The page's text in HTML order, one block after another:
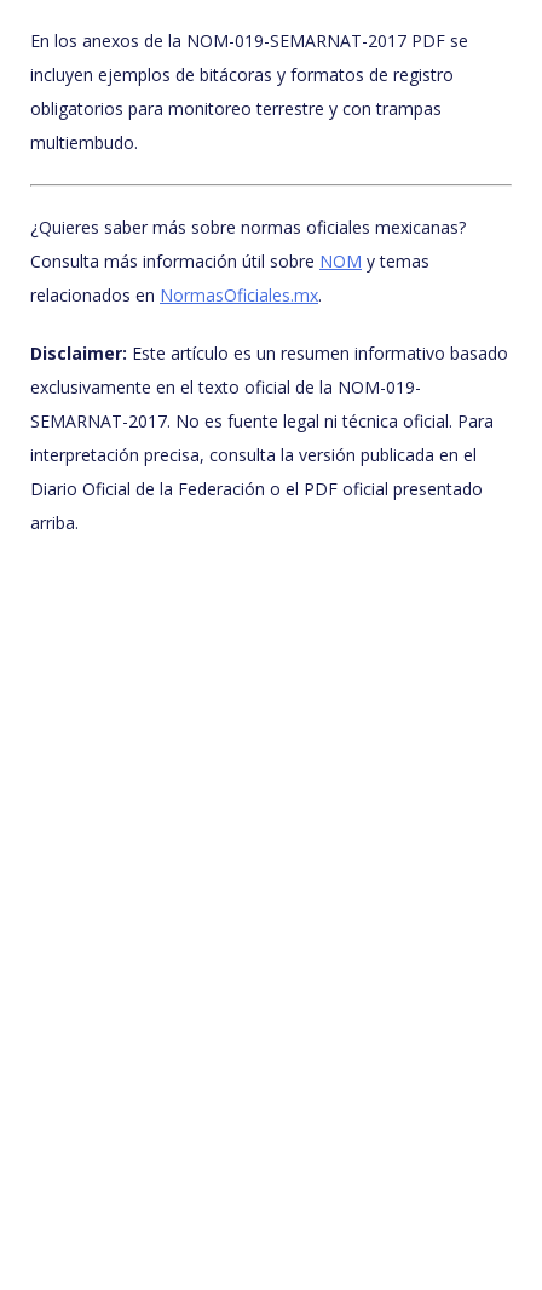
En los anexos de la NOM-019-SEMARNAT-2017 PDF se
incluyen ejemplos de bitácoras y formatos de registro
obligatorios para monitoreo terrestre y con trampas
multiembudo.
¿Quieres saber más sobre normas oficiales mexicanas?
Consulta más información útil sobre NOM y temas
relacionados en NormasOficiales.mx.
Disclaimer: Este artículo es un resumen informativo basado
exclusivamente en el texto oficial de la NOM-019-
SEMARNAT-2017. No es fuente legal ni técnica oficial. Para
interpretación precisa, consulta la versión publicada en el
Diario Oficial de la Federación o el PDF oficial presentado
arriba.